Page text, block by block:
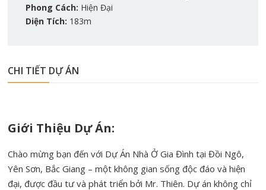
Phong Cách: Hiện Đại
Diện Tích: 183m
CHI TIẾT DỰ ÁN
Giới Thiệu Dự Án:
Chào mừng bạn đến với Dự Án Nhà Ở Gia Đình tại Đồi Ngô,
Yên Sơn, Bắc Giang – một không gian sống độc đáo và hiện
đại, được đầu tư và phát triển bởi Mr. Thiên. Dự án không chỉ